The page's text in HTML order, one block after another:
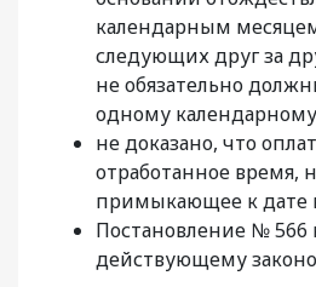
календарным
следующих друг за
не обязательно
одному
не доказано, что
отработанное время,
примыкающее к дате
Постановление № 566
действующему